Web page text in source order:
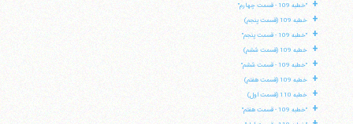
+ "خطبه 109 - قسمت چهارم"
+ خطبه 109 (قسمت پنجم)
+ "خطبه 109 - قسمت پنجم"
+ خطبه 109 (قسمت ششم)
+ "خطبه 109 - قسمت ششم"
+ خطبه 109 (قسمت هفتم)
+ خطبه 110 (قسمت اول)
+ "خطبه 109 - قسمت هفتم"